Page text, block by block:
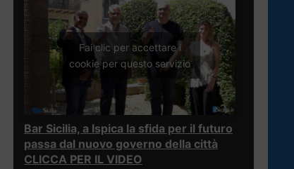
Fai clic per accettare i
cookie per questo servizio
Bar Sicilia, a Ispica la sfida per il futuro
passa dal nuovo governo della città
CLICCA PER IL VIDEO